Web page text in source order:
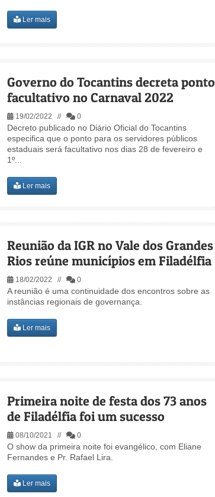
Ler mais
Governo do Tocantins decreta ponto
facultativo no Carnaval 2022
19/02/2022 // 0
Decreto publicado no Diário Oficial do Tocantins
especifica que o ponto para os servidores públicos
estaduais será facultativo nos dias 28 de fevereiro e
1º...
Ler mais
Reunião da IGR no Vale dos Grandes
Rios reúne municípios em Filadélfia
18/02/2022 // 0
A reunião é uma continuidade dos encontros sobre as
instâncias regionais de governança.
Ler mais
Primeira noite de festa dos 73 anos
de Filadélfia foi um sucesso
08/10/2021 // 0
O show da primeira noite foi evangélico, com Eliane
Fernandes e Pr. Rafael Lira.
Ler mais